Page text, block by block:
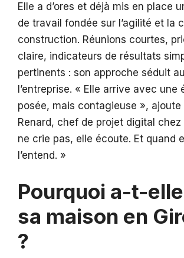
Elle a d’ores et déjà mis en place
de travail fondée sur l’agilité et la
construction. Réunions courtes,
claire, indicateurs de résultats
pertinents : son approche séduit
l’entreprise. « Elle arrive avec une
posée, mais contagieuse », ajoute
Renard, chef de projet digital chez
ne crie pas, elle écoute. Et quand
l’entend. »
Pourquoi a-t-
sa maison en
?